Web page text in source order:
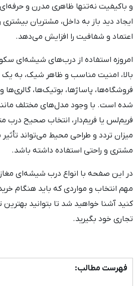
و باکیفیت نه‌تنها ظاهری مدرن و حرفه‌ای
ایجاد دید باز به داخل، مشتریان
اعتماد و شفافیت را افزایش می‌دهد.
امروزه استفاده از درب‌های شیشه‌ای
بالا، امنیت مناسب و ظاهر شیک، به یک
فروشگاه‌ها، پاساژها، بوتیک‌ها،
شده است. با وجود مدل‌های مختلف
فریم‌لس یا فریم‌دار، انتخاب صحیح درب
میزان تردد و طراحی محیط می‌تواند
مشتری و راحتی استفاده داشته باشد.
در این صفحه با انواع درب شیشه‌ای
مهم انتخاب و مواردی که باید هنگام
کنید آشنا خواهید شد تا بتوانید
تجاری خود بگیرید.
فهرست مطالب: